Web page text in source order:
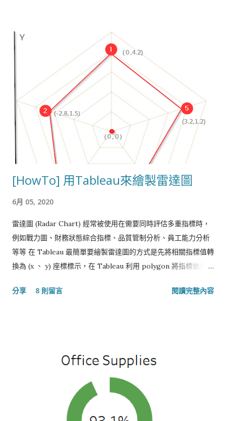
[HowTo] 用Tableau來繪製雷達圖
6月 05, 2020
雷達圖 (Radar Chart) 經常被使用在需要同時評估多重指標時，
例如戰力圖、財務狀態綜合指標、品質管制分析、員工能力分析
等等 在 Tableau 最簡單要繪製雷達圖的方式是先將相關指標值轉
換為 (x 、 y) 座標標示，在 Tableau 利用 polygon 將指標依序連
分享 8 則留言 閱讀完整內容